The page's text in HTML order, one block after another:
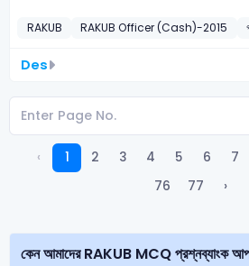
RAKUB RAKUB Officer (Cash)-2015
Des
‹ 1 2 3 4 5 6 7
76
77 ›
কেন আমাদের RAKUB MCQ প্রশ্নব্যাংক